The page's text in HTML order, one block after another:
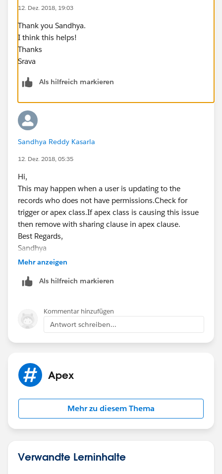
12. Dez. 2018, 19:03
Thank you Sandhya.
I think this helps!
Thanks
Srava
Als hilfreich markieren
Sandhya Reddy Kasarla
12. Dez. 2018, 05:35
Hi,
This may happen when a user is updating to the
records who does not have permissions.Check for
trigger or apex class.If apex class is causing this issue
then remove with sharing clause in apex clause.
Best Regards,
Sandhya
Mehr anzeigen
Als hilfreich markieren
Kommentar hinzufügen
Antwort schreiben...
Apex
Mehr zu diesem Thema
Verwandte Lerninhalte